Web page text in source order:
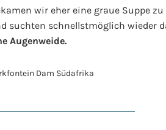
wir eher eine graue Suppe
schnellstmöglich wieder
Augenweide.